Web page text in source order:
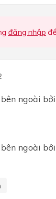
đăng nhập
ngoài
ngoài